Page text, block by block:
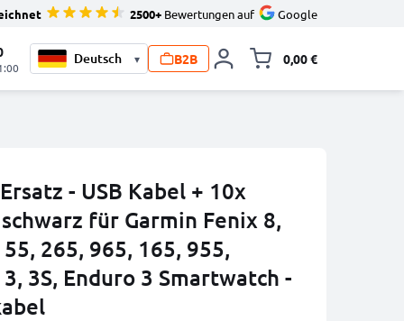
2500+ Bewertungen auf Google
▾ B2B 0,00 €
- USB Kabel + 10x
für Garmin Fenix 8,
265, 965, 165, 955,
3S, Enduro 3 Smartwatch -